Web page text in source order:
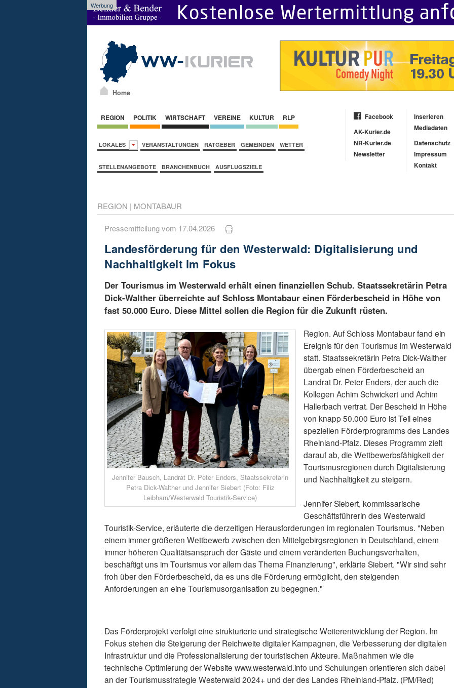
Werbung
Home
REGION POLITIK WIRTSCHAFT VEREINE KULTUR RLP
LOKALES VERANSTALTUNGEN RATGEBER GEMEINDEN WETTER
STELLENANGEBOTE BRANCHENBUCH AUSFLUGSZIELE
Facebook
AK-Kurier.de
NR-Kurier.de
Newsletter
Inserieren
Mediadaten
Datenschutz
Impressum
Kontakt
REGION | MONTABAUR
Pressemitteilung vom 17.04.2026
Landesförderung für den Westerwald: Digitalisierung und
Nachhaltigkeit im Fokus
Der Tourismus im Westerwald erhält einen finanziellen Schub. Staatssekretärin Petra
Dick-Walther überreichte auf Schloss Montabaur einen Förderbescheid in Höhe von
fast 50.000 Euro. Diese Mittel sollen die Region für die Zukunft rüsten.
Jennifer Bausch, Landrat Dr. Peter Enders, Staatssekretärin
Petra Dick-Walther und Jennifer Siebert (Foto: Filiz
Leibham/Westerwald Touristik-Service)
Region. Auf Schloss Montabaur fand ein
Ereignis für den Tourismus im Westerwald
statt. Staatssekretärin Petra Dick-Walther
übergab einen Förderbescheid an
Landrat Dr. Peter Enders, der auch die
Kollegen Achim Schwickert und Achim
Hallerbach vertrat. Der Bescheid in Höhe
von knapp 50.000 Euro ist Teil eines
speziellen Förderprogramms des Landes
Rheinland-Pfalz. Dieses Programm zielt
darauf ab, die Wettbewerbsfähigkeit der
Tourismusregionen durch Digitalisierung
und Nachhaltigkeit zu steigern.
Jennifer Siebert, kommissarische
Geschäftsführerin des Westerwald
Touristik-Service, erläuterte die derzeitigen Herausforderungen im regionalen Tourismus. "Neben
einem immer größeren Wettbewerb zwischen den Mittelgebirgsregionen in Deutschland, einem
immer höheren Qualitätsanspruch der Gäste und einem veränderten Buchungsverhalten,
beschäftigt uns im Tourismus vor allem das Thema Finanzierung", erklärte Siebert. "Wir sind sehr
froh über den Förderbescheid, da es uns die Förderung ermöglicht, den steigenden
Anforderungen an eine Tourismusorganisation zu begegnen."
Das Förderprojekt verfolgt eine strukturierte und strategische Weiterentwicklung der Region. Im
Fokus stehen die Steigerung der Reichweite digitaler Kampagnen, die Verbesserung der digitalen
Infrastruktur und die Professionalisierung der touristischen Akteure. Maßnahmen wie die
technische Optimierung der Website www.westerwald.info und Schulungen orientieren sich dabei
an der Tourismusstrategie Westerwald 2024+ und der des Landes Rheinland-Pfalz. (PM/Red)